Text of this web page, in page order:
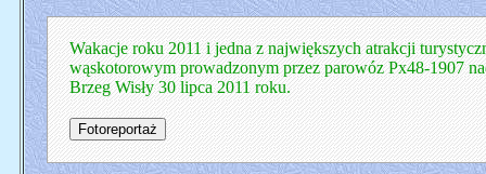
Wakacje roku 2011 i jedna z największych atrakcji
wąskotorowym prowadzonym przez parowóz Px48-1907
Brzeg Wisły 30 lipca 2011 roku.